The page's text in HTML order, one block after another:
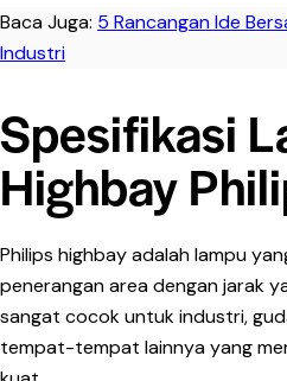
Baca Juga: 5 Rancangan Ide
Industri
Spesifikasi
Highbay
Philips highbay adalah lampu
penerangan area dengan jarak
sangat cocok untuk industri,
tempat-tempat lainnya yang